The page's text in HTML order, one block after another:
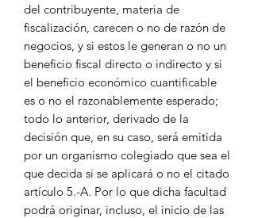
del contribuyente, materia de
fiscalización, carecen o no de razón de
negocios, y si estos le generan o no un
beneficio fiscal directo o indirecto y si
el beneficio económico cuantificable
es o no el razonablemente esperado;
todo lo anterior, derivado de la
decisión que, en su caso, será emitida
por un organismo colegiado que sea el
que decida si se aplicará o no el citado
artículo 5.-A. Por lo que dicha facultad
podrá originar, incluso, el inicio de las